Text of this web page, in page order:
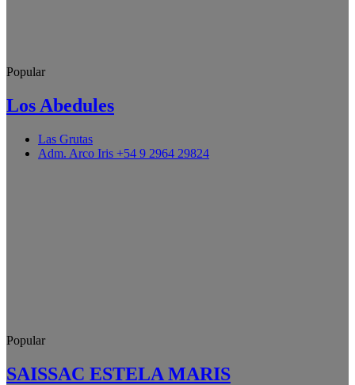
Popular
Los Abedules
Las Grutas
Adm. Arco Iris +54 9 2964 29824
Popular
SAISSAC ESTELA MARIS